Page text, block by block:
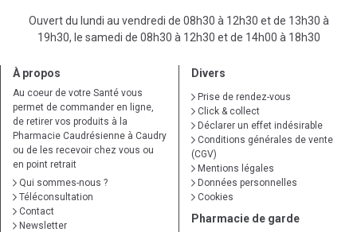
Ouvert du lundi au vendredi de 08h30 à 12h30 et de 13h30 à
19h30, le samedi de 08h30 à 12h30 et de 14h00 à 18h30
À propos
Au coeur de votre Santé vous
permet de commander en ligne,
de retirer vos produits à la
Pharmacie Caudrésienne à Caudry
ou de les recevoir chez vous ou
en point retrait
Qui sommes-nous ?
Téléconsultation
Contact
Newsletter
Divers
Prise de rendez-vous
Click & collect
Déclarer un effet indésirable
Conditions générales de vente
(CGV)
Mentions légales
Données personnelles
Cookies
Pharmacie de garde